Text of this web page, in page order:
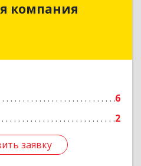
компания
6
2
заявку
компания
Подробнее
заявку